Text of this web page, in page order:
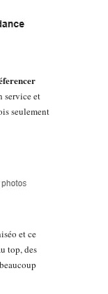
service et
seulement
et ce
top, des